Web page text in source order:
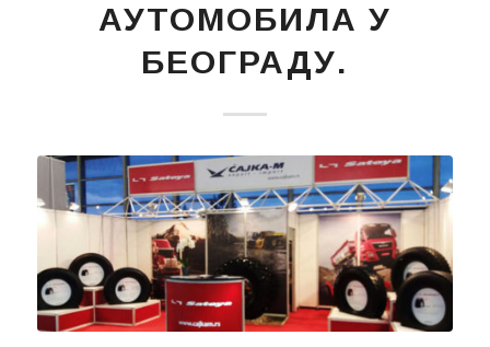
АУТОМОБИЛА У
БЕОГРАДУ.